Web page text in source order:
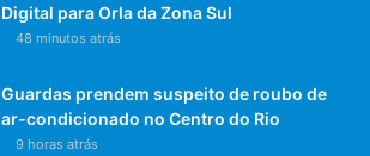
Digital para Orla da Zona Sul
48 minutos atrás
Guardas prendem suspeito de roubo de
ar-condicionado no Centro do Rio
9 horas atrás